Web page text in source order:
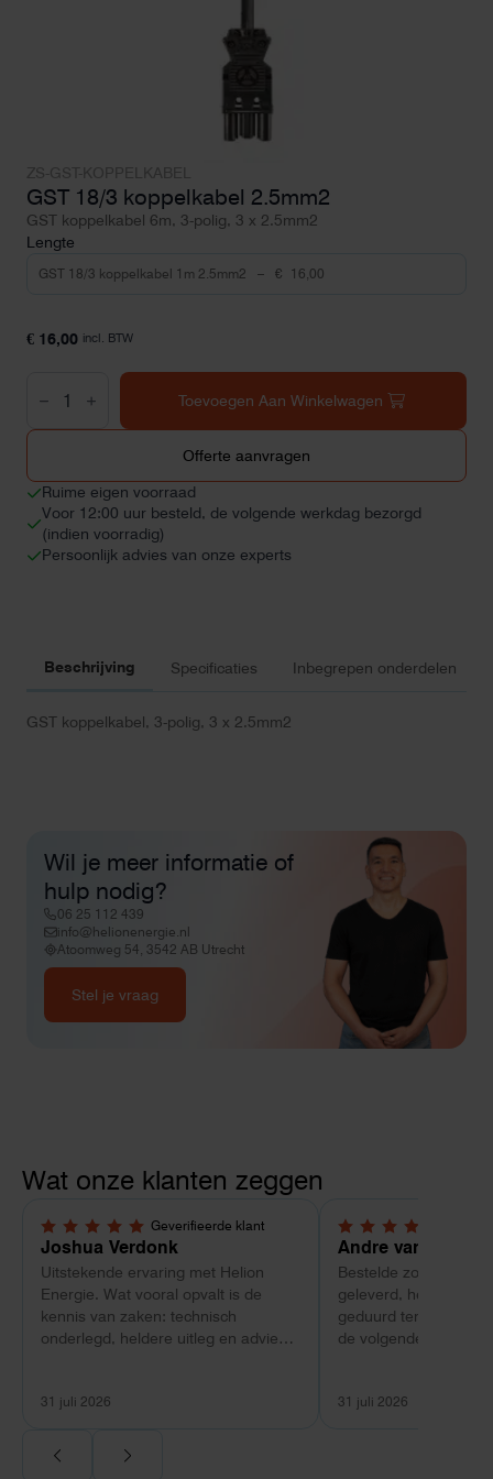
GST 18/3 koppelkabel 2.5mm2
GST koppelkabel 6m, 3-polig, 3 x 2.5mm2
Lengte
€ 16,00 incl. BTW
18/3
koppelkabel
2.5mm2
Toevoegen Aan Winkelwagen
Offerte aanvragen
Ruime eigen voorraad
Voor 12:00 uur besteld, de volgende werkdag bezorgd
(indien voorradig)
Persoonlijk advies van onze experts
Beschrijving Specificaties Inbegrepen onderdelen
GST koppelkabel, 3-polig, 3 x 2.5mm2
Wil je meer informatie of
hulp nodig?
06 25 112 439
info@helionenergie.nl
Atoomweg 54, 3542 AB Utrecht
Stel je vraag
Wat onze klanten zeggen
Geverifieerde klant
5,0 van 5 sterren
Joshua Verdonk
Uitstekende ervaring met Helion
Energie. Wat vooral opvalt is de
kennis van zaken: technisch
onderlegd, heldere uitleg en advies
Ook de nazorg is uitgebreid.
Voor ondernemers extra interessant:
31 juli 2026
4 van 5 sterren
Andre van
Bestelde
geleverd, heeft wel
geduurd terwijl bij
de volgende dag al
31 juli 2026